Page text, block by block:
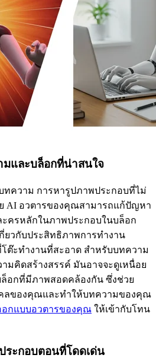
และบล็อกที่น่าสนใจ
ความ การหารูปภาพประกอบที่ไม่
ย AI อวตารของคุณสามารถแก้ปัญหา
ะครหลักในภาพประกอบในบล็อก
วกับประสิทธิภาพการทำงาน
ต๊ะทำงานที่สะอาด สำหรับบทความ
มคิดสร้างสรรค์ มันอาจจะดูเหนื่อย
อกที่มีภาพสอดคล้องกัน ซึ่งช่วย
ลของคุณและทำให้บทความของคุณ
อกแบบอวตารของคุณ ให้เข้ากับโทน
ะกอบตอนที่โดดเด่น